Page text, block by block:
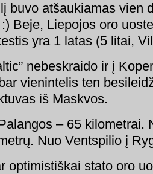
buvo atšaukiamas vien
Beje, Liepojos oro
yra 1 latas (5 litai,
nebeskraido ir į
vienintelis ten
iš Maskvos.
– 65 kilometrai.
Nuo Ventspilio į
optimistiškai stato oro